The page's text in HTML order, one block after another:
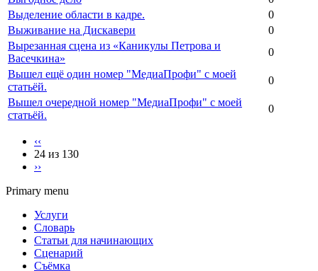
Выделение области в кадре.
0
Выживание на Дискавери
0
Вырезанная сцена из «Каникулы Петрова и
Васечкина»
0
Вышел ещё один номер "МедиаПрофи" с моей
статьёй.
0
Вышел очередной номер "МедиаПрофи" с моей
статьёй.
0
‹‹
24 из 130
››
Primary menu
Услуги
Словарь
Статьи для начинающих
Сценарий
Съёмка